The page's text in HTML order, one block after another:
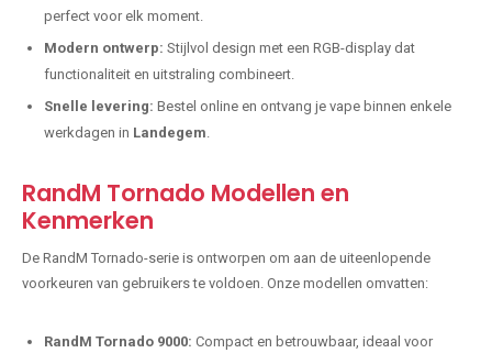
perfect voor elk moment.
Modern ontwerp: Stijlvol design met een RGB-display dat
functionaliteit en uitstraling combineert.
Snelle levering: Bestel online en ontvang je vape binnen enkele
werkdagen in Landegem
RandM Tornado Modellen en
Kenmerken
De RandM Tornado-serie is ontworpen om aan de uiteenlopende
voorkeuren van gebruikers te voldoen. Onze modellen omvatten:
RandM Tornado 9000: Compact en betrouwbaar, ideaal voor